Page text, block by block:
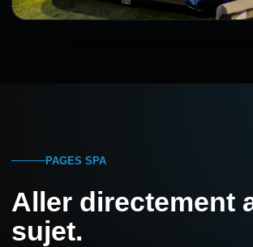
PAGES SPA
Aller directement
sujet.